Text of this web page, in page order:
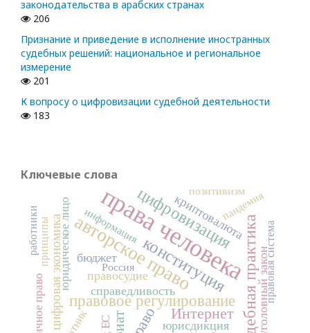
законодательства в арабских странах
206
Признание и приведение в исполнение иностранных
судебных решений: национальное и региональное
измерение
201
К вопросу о цифровизации судебной деятельности
183
Ключевые слова
права человека
авторское право
конституция
цифровизациясудебная практика
правовое регулирование
Интернет
цифровая экономика бюджет
юрисдикция уголовный закон
правосудие
криптовалюта
справедливость
юридическое лицо
принципы правовая система
пандемия
Россия
информация
позитивизм
работники